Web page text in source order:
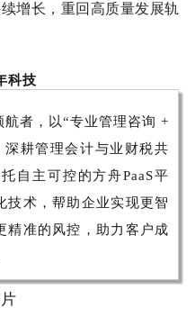
增长，重回高质量发展轨
科技
者，以“专业管理咨询 +
耕管理会计与业财税共
自主可控的方舟PaaS平
技术，帮助企业实现更智
精准的风控，助力客户成